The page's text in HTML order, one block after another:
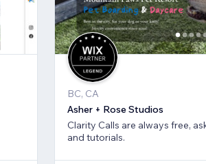
BC, CA
Asher + Rose Studios
Clarity Calls are always free,
and tutorials.